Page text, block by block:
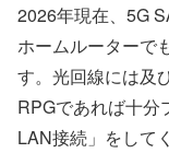
2026年現在、5G
ホームルーターで
す。光回線には及
RPGであれば十分
LAN接続」をして